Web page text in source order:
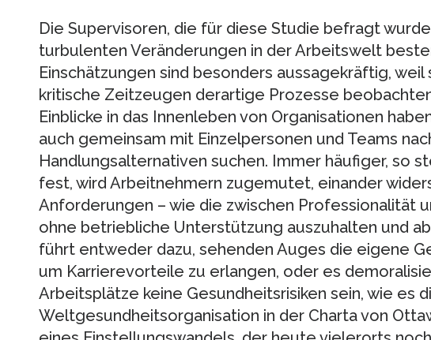
Die Supervisoren, die für diese Studie befragt
turbulenten Veränderungen in der Arbeitswelt
Einschätzungen sind besonders aussagekräftig, weil
kritische Zeitzeugen derartige Prozesse
Einblicke in das Innenleben von Organisationen
auch gemeinsam mit Einzelpersonen und Teams
Handlungsalternativen suchen. Immer häufiger, so
fest, wird Arbeitnehmern zugemutet, einander
Anforderungen – wie die zwischen Professionalität
ohne betriebliche Unterstützung auszuhalten und
führt entweder dazu, sehenden Auges die eigene
um Karrierevorteile zu erlangen, oder es
Arbeitsplätze keine Gesundheitsrisiken sein, wie es
Weltgesundheitsorganisation in der Charta von